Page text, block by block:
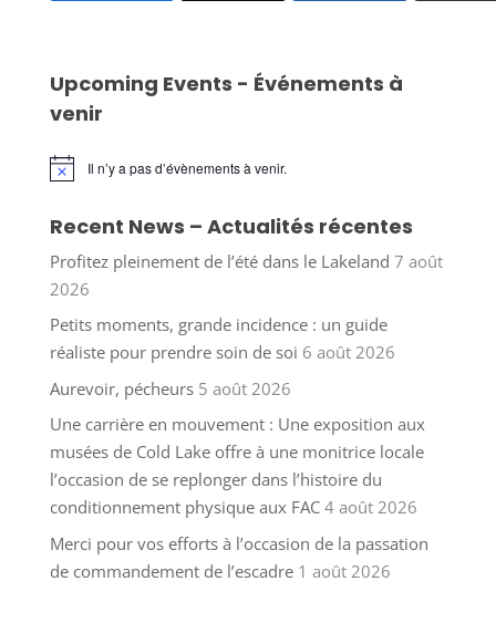
Upcoming Events - Événements à
venir
Notice Il n’y a pas d’évènements à venir.
Recent News – Actualités récentes
Profitez pleinement de l’été dans le Lakeland 7 août
2026
Petits moments, grande incidence : un guide
réaliste pour prendre soin de soi 6 août 2026
Aurevoir, pécheurs 5 août 2026
Une carrière en mouvement : Une exposition aux
musées de Cold Lake offre à une monitrice locale
l’occasion de se replonger dans l’histoire du
conditionnement physique aux FAC 4 août 2026
Merci pour vos efforts à l’occasion de la passation
de commandement de l’escadre 1 août 2026